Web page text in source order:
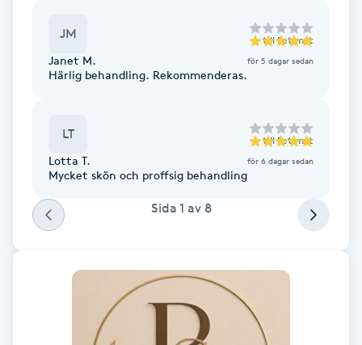
Fransborttagning
Fransfärgning
Fransförlängning
Fransförlängning Megavolym
Fransförlängning Volym
JM till Petimat
Janet M. för 5 dagar sedan
Härlig behandling. Rekommenderas.
LT till Petimat
Lotta T. för 6 dagar sedan
Mycket skön och proffsig behandling
Sida 1 av 8